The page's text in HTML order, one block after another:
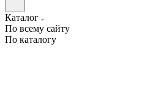
Каталог
По всему сайту
По каталогу